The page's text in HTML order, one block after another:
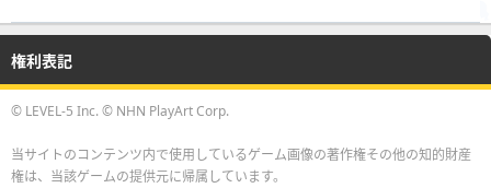
権利表記
© LEVEL-5 Inc. © NHN PlayArt Corp.
当サイトのコンテンツ内で使用しているゲーム画像の著作権その他の知的財産
権は、当該ゲームの提供元に帰属しています。